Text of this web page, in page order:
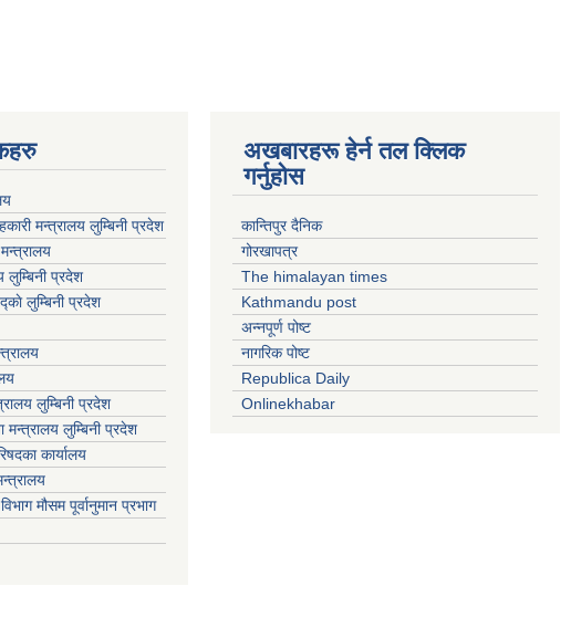
मन्त्रालय लुम्बिनी प्रदेश
लुम्बिनी प्रदेश
लुम्बिनी प्रदेश
लुम्बिनी प्रदेश
मन्त्रालय लुम्बिनी प्रदेश
कार्यालय
मौसम पूर्वानुमान प्रभाग
अखबारहरू हेर्न तल क्लिक
गर्नुहोस
कान्तिपुर दैनिक
गोरखापत्र
The himalayan times
Kathmandu post
अन्नपूर्ण पोष्ट
नागरिक पोष्ट
Republica Daily
Onlinekhabar